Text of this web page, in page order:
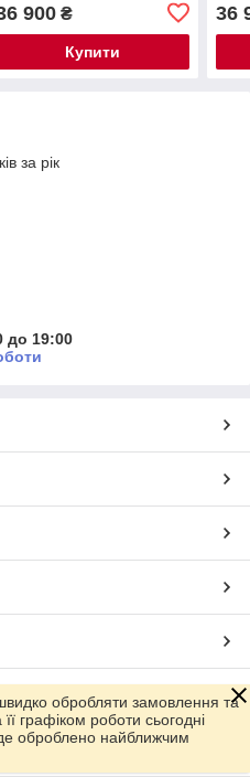
керуванням
206
900₴
Купити
36
за рік
до 19:00
Prom.ua
обробляти замовлення та
графіком роботи сьогодні
оброблено найближчим